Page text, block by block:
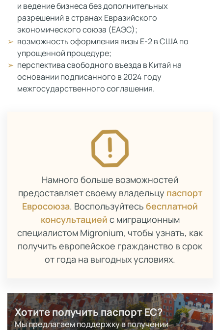
и ведение бизнеса без дополнительных
разрешений в странах Евразийского
экономического союза (ЕАЭС);
возможность оформления визы Е-2 в США по
упрощенной процедуре;
перспектива свободного въезда в Китай на
основании подписанного в 2024 году
межгосударственного соглашения.
Намного больше возможностей
предоставляет своему владельцу паспорт
Евросоюза. Воспользуйтесь бесплатной
консультацией с миграционным
специалистом Migronium, чтобы узнать, как
получить европейское гражданство в срок
от года на выгодных условиях.
Хотите получить паспорт ЕС?
Мы предлагаем поддержку в получении